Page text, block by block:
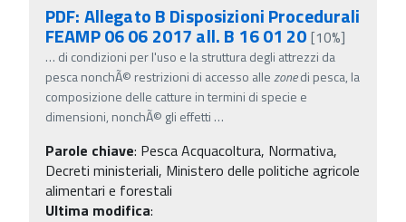
PDF: Allegato B Disposizioni Procedurali
FEAMP 06 06 2017 all. B 16 01 20 [10%]
… di condizioni per l'uso e la struttura degli attrezzi da
pesca nonchÃ© restrizioni di accesso allezonedi pesca, la
composizione delle catture in termini di specie e
dimensioni, nonchÃ© gli effetti …
Parole chiave: Pesca Acquacoltura, Normativa,
Decreti ministeriali, Ministero delle politiche agricole
alimentari e forestali
Ultima modifica: